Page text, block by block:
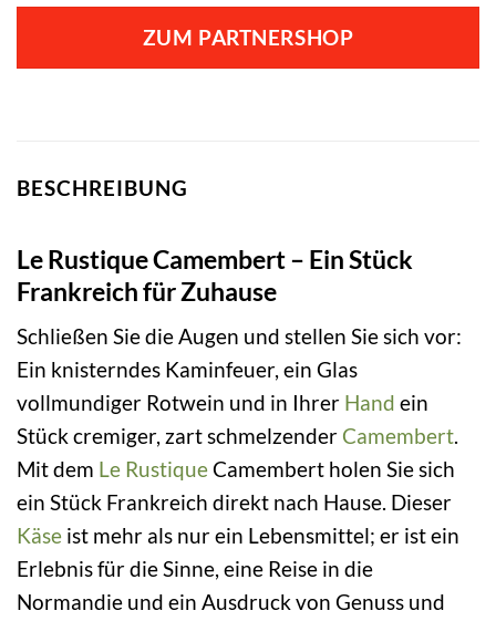
ZUM PARTNERSHOP
BESCHREIBUNG
Le Rustique Camembert – Ein Stück
Frankreich für Zuhause
Schließen Sie die Augen und stellen Sie sich vor:
Ein knisterndes Kaminfeuer, ein Glas
vollmundiger Rotwein und in Ihrer Hand ein
Stück cremiger, zart schmelzender Camembert.
Mit dem Le RustiqueCamembert holen Sie sich
ein Stück Frankreich direkt nach Hause. Dieser
Käse ist mehr als nur ein Lebensmittel; er ist ein
Erlebnis für die Sinne, eine Reise in die
Normandie und ein Ausdruck von Genuss und